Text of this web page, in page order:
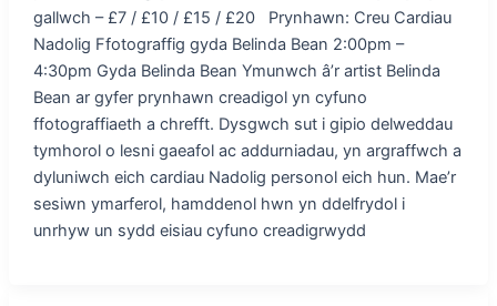
gallwch – £7 / £10 / £15 / £20 Prynhawn: Creu Cardiau
Nadolig Ffotograffig gyda Belinda Bean 2:00pm –
4:30pm Gyda Belinda Bean Ymunwch â’r artist Belinda
Bean ar gyfer prynhawn creadigol yn cyfuno
ffotograffiaeth a chrefft. Dysgwch sut i gipio delweddau
tymhorol o lesni gaeafol ac addurniadau, yn argraffwch a
dyluniwch eich cardiau Nadolig personol eich hun. Mae’r
sesiwn ymarferol, hamddenol hwn yn ddelfrydol i
unrhyw un sydd eisiau cyfuno creadigrwydd